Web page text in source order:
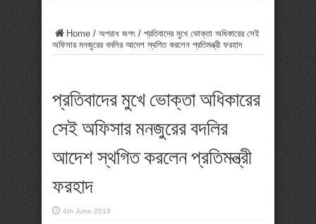
Home / অপরাধ জগৎ/ প্রতিবাদের মুখে ভোক্তা অধিকারের সেই
অফিসার মনজুরের বদলির আদেশ স্থগিত করলেন প্রতিমন্ত্রী ফরহাদ
প্রতিবাদের মুখে ভোক্তা অধিকারের
সেই অফিসার মনজুরের বদলির
আদেশ স্থগিত করলেন প্রতিমন্ত্রী
ফরহাদ
4th June 2019